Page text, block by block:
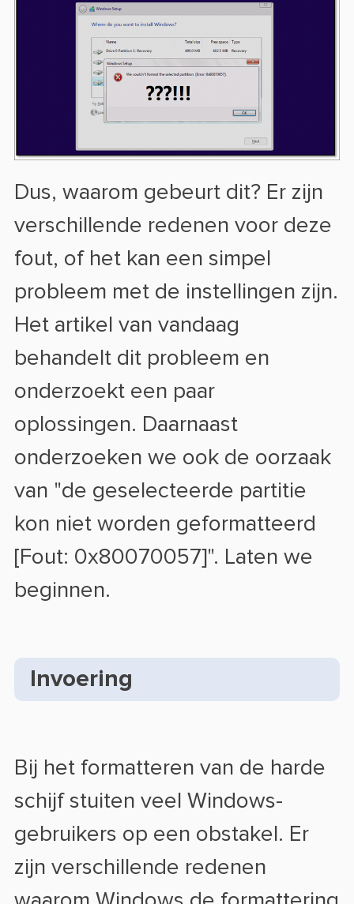
Dus, waarom gebeurt dit? Er zijn
verschillende redenen voor deze
fout, of het kan een simpel
probleem met de instellingen zijn.
Het artikel van vandaag
behandelt dit probleem en
onderzoekt een paar
oplossingen. Daarnaast
onderzoeken we ook de oorzaak
van "de geselecteerde partitie
kon niet worden geformatteerd
[Fout: 0x80070057]". Laten we
beginnen.
Invoering
Bij het formatteren van de harde
schijf stuiten veel Windows-
gebruikers op een obstakel. Er
zijn verschillende redenen